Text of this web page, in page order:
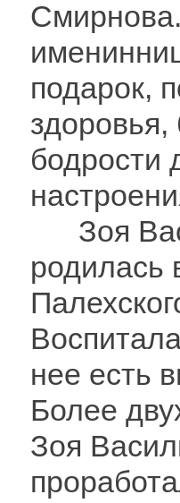
подарок,
здоровья,
бодрости
Зоя
родилась
нее есть
Более
Зоя